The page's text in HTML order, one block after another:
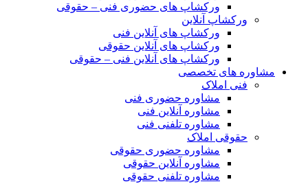
ورکشاپ های حضوری فنی – حقوقی
ورکشاپ آنلاین
ورکشاپ های آنلاین فنی
ورکشاپ های آنلاین حقوقی
ورکشاپ های آنلاین فنی – حقوقی
مشاوره های تخصصی
فنی املاک
مشاوره حضوری فنی
مشاوره آنلاین فنی
مشاوره تلفنی فنی
حقوقی املاک
مشاوره حضوری حقوقی
مشاوره آنلاین حقوقی
مشاوره تلفنی حقوقی